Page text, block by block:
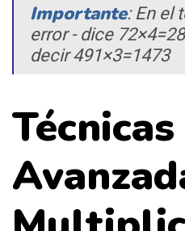
Importante: En el
error - dice
decir 491×3=1473
Técnicas